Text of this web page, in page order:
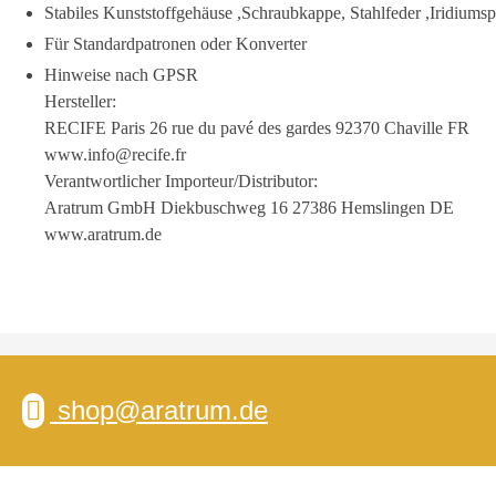
Stabiles Kunststoffgehäuse ,Schraubkappe, Stahlfeder
Für Standardpatronen oder Konverter
Hinweise nach GPSR
Hersteller:
RECIFE Paris 26 rue du pavé des gardes 92370 Chaville FR
www.info@recife.fr
Verantwortlicher Importeur/Distributor:
Aratrum GmbH Diekbuschweg 16 27386 Hemslingen DE
www.aratrum.de
shop@aratrum.de